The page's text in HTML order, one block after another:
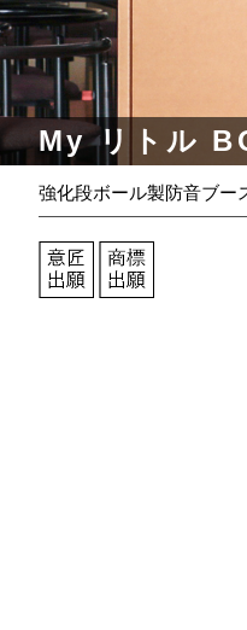
My リトル
強化段ボール製防音ブー